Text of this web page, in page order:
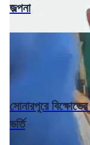
জল্পনা
সোনারপুরে
ভর্তি